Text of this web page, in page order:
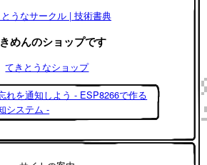
うなサークル | 技術書典
めんのショップです
てきとうなショップ
れを通知しよう - ESP8266で作る
システム -